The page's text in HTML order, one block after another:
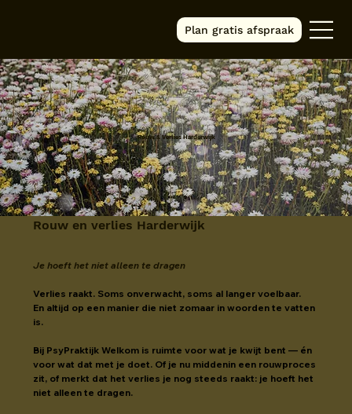
Plan gratis afspraak
Rouw & Verlies Harderwijk
Rouw en verlies Harderwijk
Je hoeft het niet alleen te dragen
Verlies raakt. Soms onverwacht, soms al langer voelbaar.
En altijd op een manier die niet zomaar in woorden te vatten
is.
Bij PsyPraktijk Welkom is ruimte voor wat je kwijt bent — én
voor wat dat met je doet. Of je nu middenin een rouwproces
zit, of merkt dat het verlies je nog steeds raakt: je hoeft het
niet alleen te dragen.